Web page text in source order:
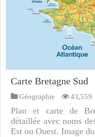
Carte Bretagne Sud
Géographie 43,559
Plan et carte de
détaillée avec noms
Est ou Ouest. Image